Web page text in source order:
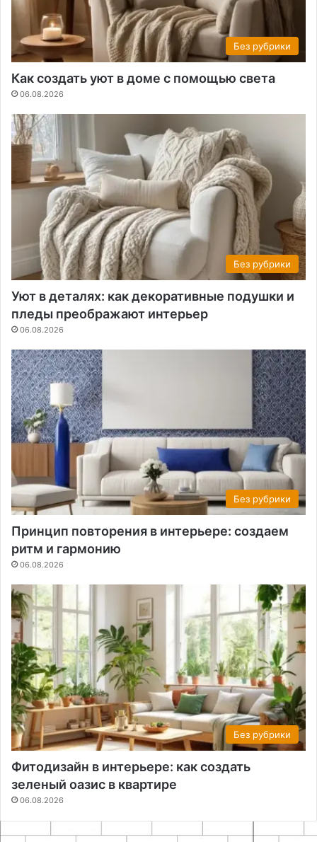
Без рубрики
Как создать уют в доме с помощью света
06.08.2026
Без рубрики
Уют в деталях: как декоративные подушки и
пледы преображают интерьер
06.08.2026
Без рубрики
Принцип повторения в интерьере: создаем
ритм и гармонию
06.08.2026
Без рубрики
Фитодизайн в интерьере: как создать
зеленый оазис в квартире
06.08.2026